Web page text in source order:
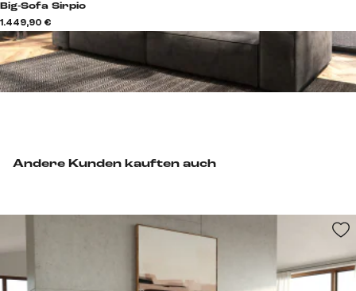
Andere Kunden kauften auch
Big-Sofa Sirpio
1.449,90 €